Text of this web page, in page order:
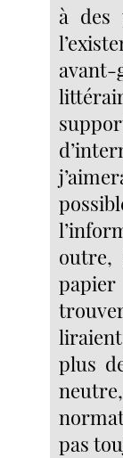
à des
outre,
plus
pas